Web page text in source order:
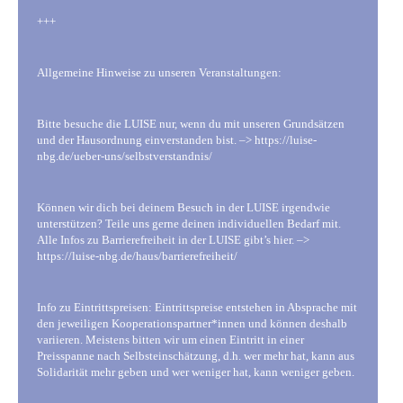
+++
Allgemeine Hinweise zu unseren Veranstaltungen:
Bitte besuche die LUISE nur, wenn du mit unseren Grundsätzen
und der Hausordnung einverstanden bist. –> https://luise-
nbg.de/ueber-uns/selbstverstandnis/
Können wir dich bei deinem Besuch in der LUISE irgendwie
unterstützen? Teile uns gerne deinen individuellen Bedarf mit.
Alle Infos zu Barrierefreiheit in der LUISE gibt’s hier. –>
https://luise-nbg.de/haus/barrierefreiheit/
Info zu Eintrittspreisen: Eintrittspreise entstehen in Absprache mit
den jeweiligen Kooperationspartner*innen und können deshalb
variieren. Meistens bitten wir um einen Eintritt in einer
Preisspanne nach Selbsteinschätzung, d.h. wer mehr hat, kann aus
Solidarität mehr geben und wer weniger hat, kann weniger geben.